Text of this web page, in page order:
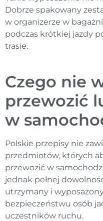
Dobrze spakowany
w organizerze w
podczas krótkiej jazdy
trasie.
Czego nie
przewozić
w
Polskie przepisy nie
przedmiotów, których
przewozić w
jednak pełnej
utrzymany i
bezpieczeństwu osób
uczestników ruchu.